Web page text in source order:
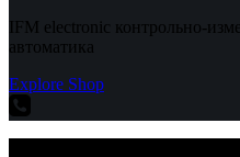
IFM electronic контрольно-
автоматика
Explore Shop